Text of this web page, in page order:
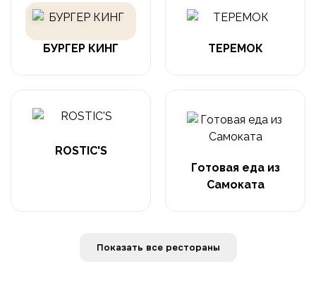
БУРГЕР КИНГ ТЕРЕМОК
ROSTIC'S
Готовая еда из
Самоката
Показать все рестораны